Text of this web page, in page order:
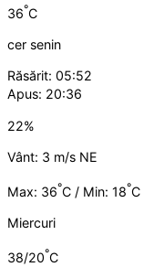
36°C
cer senin
Răsărit: 05:52
Apus: 20:36
22%
Vânt: 3 m/s NE
Max: 36°C / Min: 18°C
Miercuri
38/20°C